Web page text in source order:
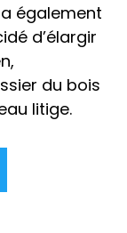
également
d’élargir
du bois
litige.